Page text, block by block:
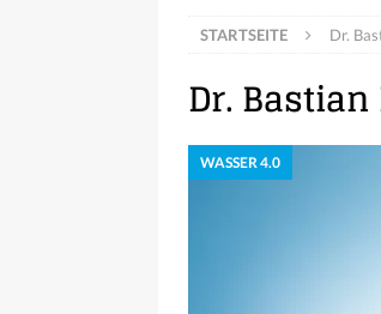
STARTSEITE Dr.
Dr.
WASSER 4.0